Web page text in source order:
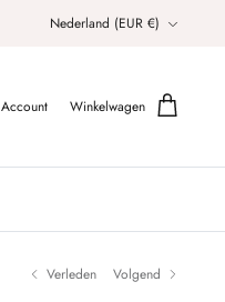
Valuta
Nederland (EUR €)
Account Winkelwagen
Verleden Volgend